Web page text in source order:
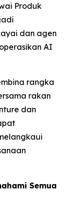
Produk
dan agen
AI
rangka
rakan
dan
Semua